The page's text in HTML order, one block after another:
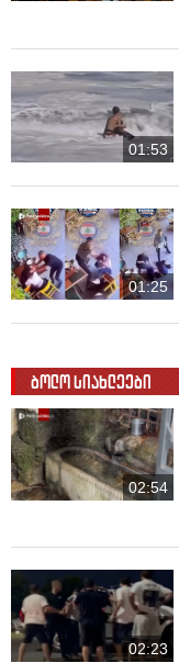
01:53
01:25
ბოლო სიახლეები
02:54
02:23